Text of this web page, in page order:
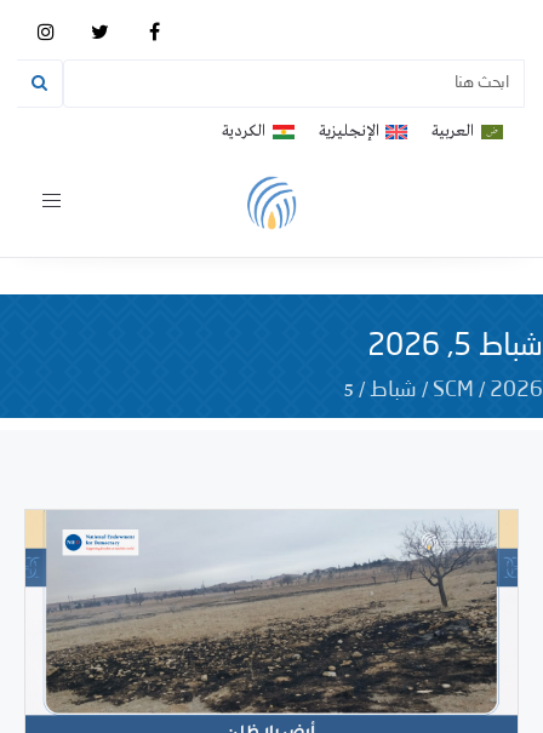
العربية الإنجليزية الكردية
Toggle
شباط 5, 2026
SCM / 2026
/ شباط /
5